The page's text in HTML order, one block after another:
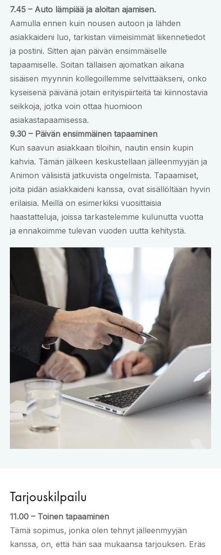
7.45 – Auto lämpiää ja aloitan ajamisen.
Aamulla ennen kuin nousen autoon ja lähden
asiakkaideni luo, tarkistan viimeisimmät liikennetiedot
ja postini. Sitten ajan päivän ensimmäiselle
tapaamiselle. Soitan tällaisen ajomatkan aikana
sisäisen myynnin kollegoillemme selvittääkseni, onko
kyseisenä päivänä jotain erityispiirteitä tai kiinnostavia
seikkoja, jotka voin ottaa huomioon
asiakastapaamisessa.
9.30 – Päivän ensimmäinen tapaaminen
Kun saavun asiakkaan tiloihin, nautin ensin kupin
kahvia. Tämän jälkeen keskustellaan jälleenmyyjän ja
Animon välisistä jatkuvista ongelmista. Tapaamiset,
joita pidän asiakkaideni kanssa, ovat sisällöltään hyvin
erilaisia. Meillä on esimerkiksi vuosittaisia
haastatteluja, joissa tarkastelemme kulunutta vuotta
ja ennakoimme tulevan vuoden uutta kehitystä.
Tarjouskilpailu
11.00 – Toinen tapaaminen
Tämä sopimus, jonka olen tehnyt jälleenmyyjän
kanssa, on, että hän saa mukaansa tarjouksen. Eräs